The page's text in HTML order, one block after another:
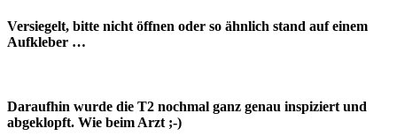
Versiegelt, bitte nicht öffnen oder so ähnlich stand auf einem
Aufkleber …
Daraufhin wurde die T2 nochmal ganz genau inspiziert und
abgeklopft. Wie beim Arzt ;-)